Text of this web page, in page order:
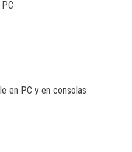
en PC y en consolas